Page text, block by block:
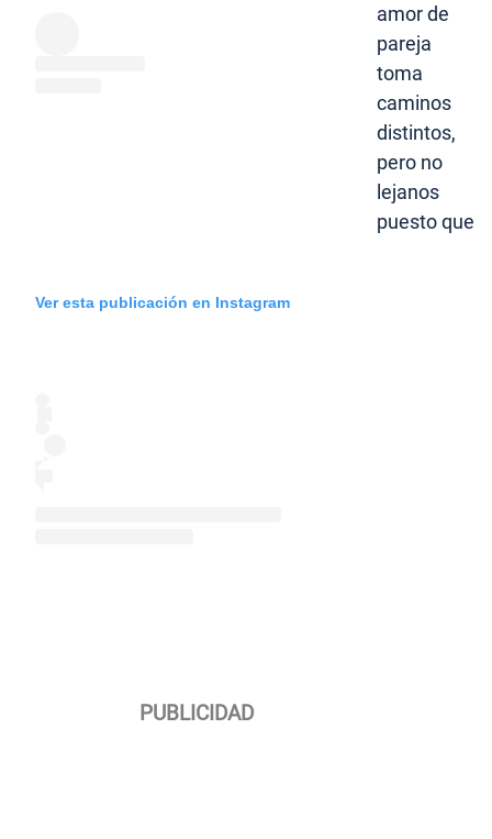
Ver esta publicación en Instagram
amor de
pareja
toma
caminos
distintos,
pero no
lejanos
puesto que